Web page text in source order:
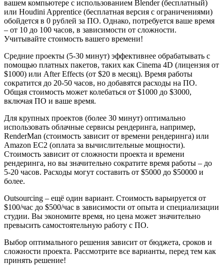
вашем компьютере с использованием Blender (бесплатный)
или Houdini Apprentice (бесплатная версия с ограничениями)
обойдется в 0 рублей за ПО. Однако, потребуется ваше время
– от 10 до 100 часов, в зависимости от сложности.
Учитывайте стоимость вашего времени!
Средние проекты (5-30 минут) эффективнее обрабатывать с
помощью платных пакетов, таких как Cinema 4D (лицензия от
$1000) или After Effects (от $20 в месяц). Время работы
сократится до 20-50 часов, но добавятся расходы на ПО.
Общая стоимость может колебаться от $1000 до $3000,
включая ПО и ваше время.
Для крупных проектов (более 30 минут) оптимально
использовать облачные сервисы рендеринга, например,
RenderMan (стоимость зависит от времени рендеринга) или
Amazon EC2 (оплата за вычислительные мощности).
Стоимость зависит от сложности проекта и времени
рендеринга, но вы значительно сократите время работы – до
5-20 часов. Расходы могут составить от $5000 до $50000 и
более.
Outsourcing – ещё один вариант. Стоимость варьируется от
$100/час до $500/час в зависимости от опыта и специализации
студии. Вы экономите время, но цена может значительно
превысить самостоятельную работу с ПО.
Выбор оптимального решения зависит от бюджета, сроков и
сложности проекта. Рассмотрите все варианты, перед тем как
принять решение!